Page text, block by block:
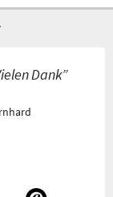
Dank”